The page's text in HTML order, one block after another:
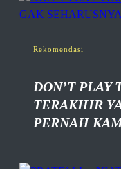
Rekomendasi
DON’T PLAY
TERAKHIR
PERNAH